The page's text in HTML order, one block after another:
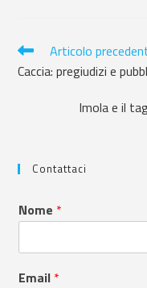
Articolo
Caccia: pregiudizi e
Imola e il
Contattaci
Nome *
Email *